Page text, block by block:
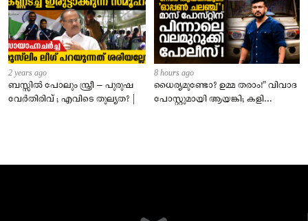
2 years ago
ബസ്സിൽ പോലും സ്ത്രീ – പുരുഷ
വേർതിരിവ് ; എവിടെ തുല്യത? |
8 hours ago
ധൈര്യമുണ്ടോ? ഉമ്മ തരാം!” വിവാദ
പോസ്റ്റുമായി ആയങ്കി; കളി